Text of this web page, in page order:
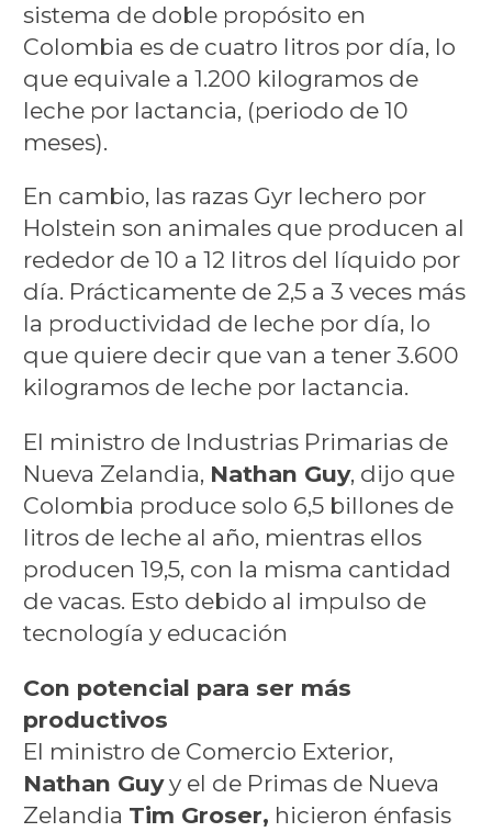
sistema de doble propósito en
Colombia es de cuatro litros por día, lo
que equivale a 1.200 kilogramos de
leche por lactancia, (periodo de 10
meses).
En cambio, las razas Gyr lechero por
Holstein son animales que producen al
rededor de 10 a 12 litros del líquido por
día. Prácticamente de 2,5 a 3 veces más
la productividad de leche por día, lo
que quiere decir que van a tener 3.600
kilogramos de leche por lactancia.
El ministro de Industrias Primarias de
Nueva Zelandia, Nathan Guy, dijo que
Colombia produce solo 6,5 billones de
litros de leche al año, mientras ellos
producen 19,5, con la misma cantidad
de vacas. Esto debido al impulso de
tecnología y educación
Con potencial para ser más
productivos
El ministro de Comercio Exterior,
Nathan Guyy el de Primas de Nueva
Zelandia Tim Groser, hicieron énfasis